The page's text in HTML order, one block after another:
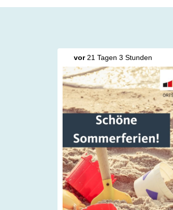
vor21 Tagen 3 Stunden